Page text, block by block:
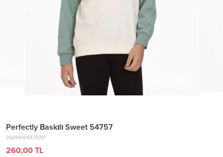
Perfectly Baskılı Sweet 54757
24299005475701
260,00 TL